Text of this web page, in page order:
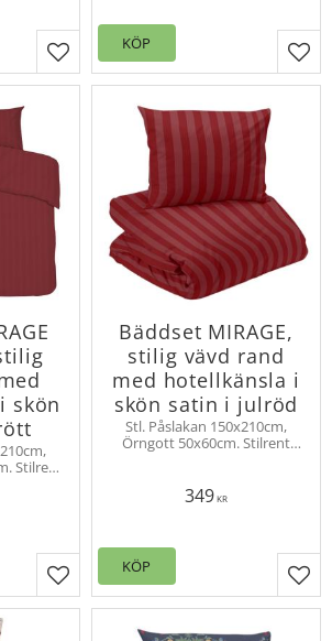
Lägg till i favoriter
KÖP
skön
Stilrent
med
Lägg till i favoriter
Bäddset MIRAGE,
stilig vävd rand
med hotellkänsla i
skön satin i julröd
Stl. Påslakan 150x210cm,
Örngott 50x60cm. Stilrent
lyxig satin. Trådtäthet 200
349KR
KÖP